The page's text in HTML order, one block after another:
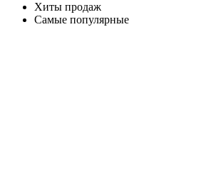
Хиты продаж
Самые популярные